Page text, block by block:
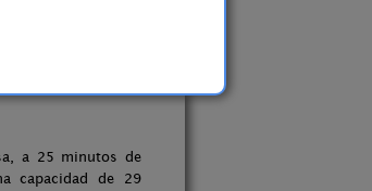
a 25 minutos de
capacidad de 29